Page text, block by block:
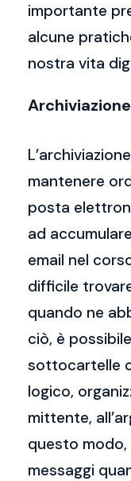
importante
alcune
nostra vita
Archiviazione
mantenere
posta
ad
email nel
difficile
quando ne
ciò, è
sottocartelle
logico,
mittente,
questo modo,
messaggi